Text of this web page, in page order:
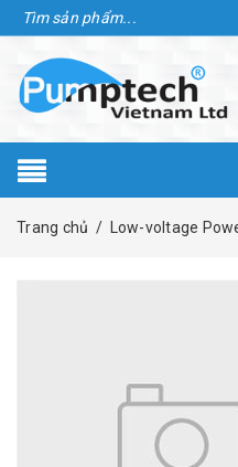
Trang chủ / Low-voltage